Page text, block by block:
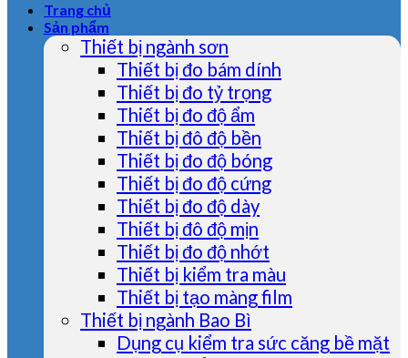
Trang chủ
Sản phẩm
Thiết bị ngành sơn
Thiết bị đo bám dính
Thiết bị đo tỷ trọng
Thiết bị đo độ ẩm
Thiết bị đô độ bền
Thiết bị đo độ bóng
Thiết bị đo độ cứng
Thiết bị đo độ dày
Thiết bị đô độ mịn
Thiết bị đo độ nhớt
Thiết bị kiểm tra màu
Thiết bị tạo màng film
Thiết bị ngành Bao Bì
Dụng cụ kiểm tra sức căng bề mặt